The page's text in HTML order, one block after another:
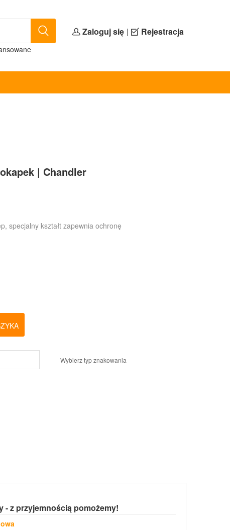
Zaloguj się | Rejestracja
| Chandler
specjalny kształt zapewnia ochronę
Wybierz typ znakowania
- z przyjemnością pomożemy!